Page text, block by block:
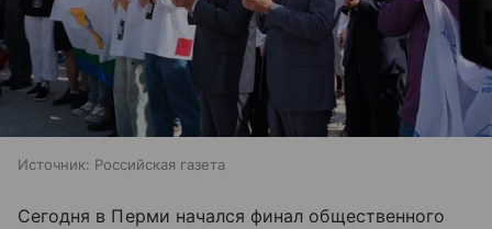
Источник: Российская газета
Сегодня в Перми начался финал общественного